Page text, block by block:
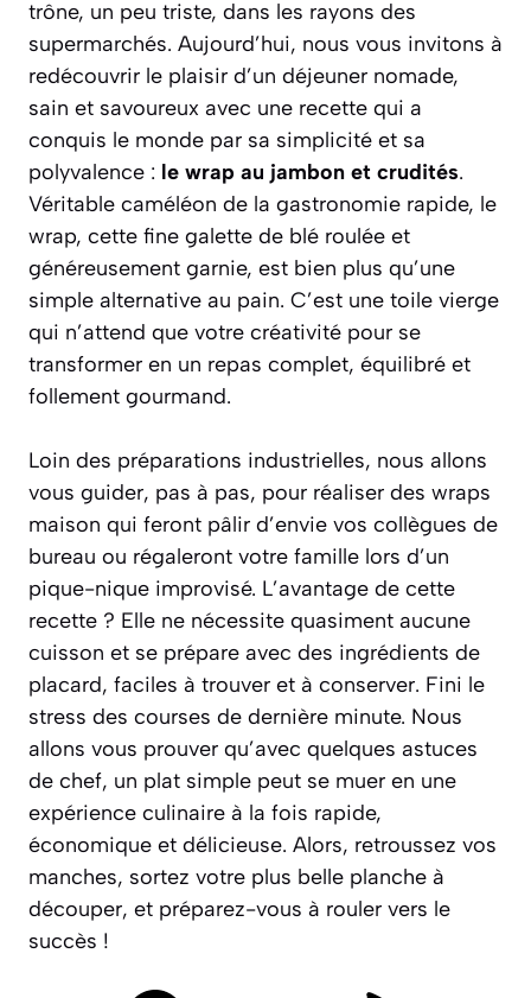
trône, un peu triste, dans les rayons des
supermarchés. Aujourd’hui, nous vous invitons à
redécouvrir le plaisir d’un déjeuner nomade,
sain et savoureux avec une recette qui a
conquis le monde par sa simplicité et sa
polyvalence : le wrap au jambon et crudités.
Véritable caméléon de la gastronomie rapide, le
wrap, cette fine galette de blé roulée et
généreusement garnie, est bien plus qu’une
simple alternative au pain. C’est une toile vierge
qui n’attend que votre créativité pour se
transformer en un repas complet, équilibré et
follement gourmand.
Loin des préparations industrielles, nous allons
vous guider, pas à pas, pour réaliser des wraps
maison qui feront pâlir d’envie vos collègues de
bureau ou régaleront votre famille lors d’un
pique-nique improvisé. L’avantage de cette
recette ? Elle ne nécessite quasiment aucune
cuisson et se prépare avec des ingrédients de
placard, faciles à trouver et à conserver. Fini le
stress des courses de dernière minute. Nous
allons vous prouver qu’avec quelques astuces
de chef, un plat simple peut se muer en une
expérience culinaire à la fois rapide,
économique et délicieuse. Alors, retroussez vos
manches, sortez votre plus belle planche à
découper, et préparez-vous à rouler vers le
succès !